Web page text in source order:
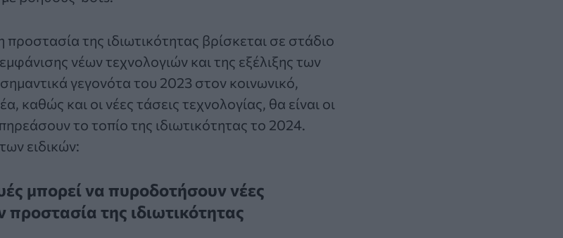
προστασία της ιδιωτικότητας βρίσκεται σε στάδιο
νέων τεχνολογιών και της εξέλιξης των
γεγονότα του 2023 στον κοινωνικό,
καθώς και οι νέες τάσεις τεχνολογίας, θα είναι οι
το τοπίο της ιδιωτικότητας το 2024.
ειδικών:
μπορεί να πυροδοτήσουν νέες
προστασία της ιδιωτικότητας